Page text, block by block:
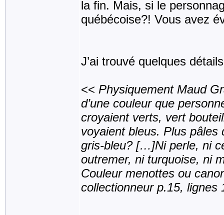
la fin. Mais, si le
québécoise?! Vous avez
J’ai trouvé quelques
<< Physiquement Maud
d’une couleur que
croyaient verts, vert
voyaient bleus. Plus pâles
gris-bleu? […]Ni perle, ni
outremer, ni turquoise, ni
Couleur menottes ou
collectionneur p.15, lignes